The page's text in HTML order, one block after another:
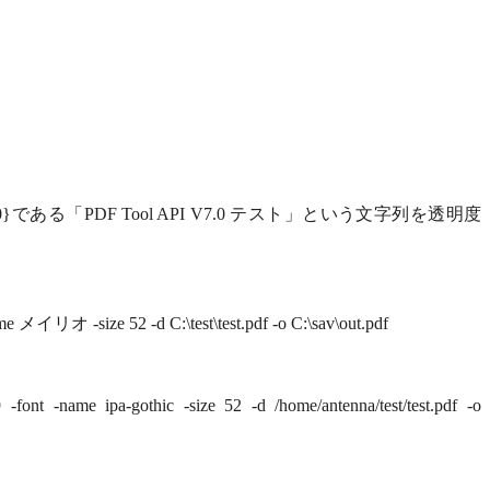
ある「PDF Tool API V7.0 テスト」という文字列を透明度
メイリオ -size 52 -d C:\test\test.pdf -o C:\sav\out.pdf
-name ipa-gothic -size 52 -d /home/antenna/test/test.pdf -o